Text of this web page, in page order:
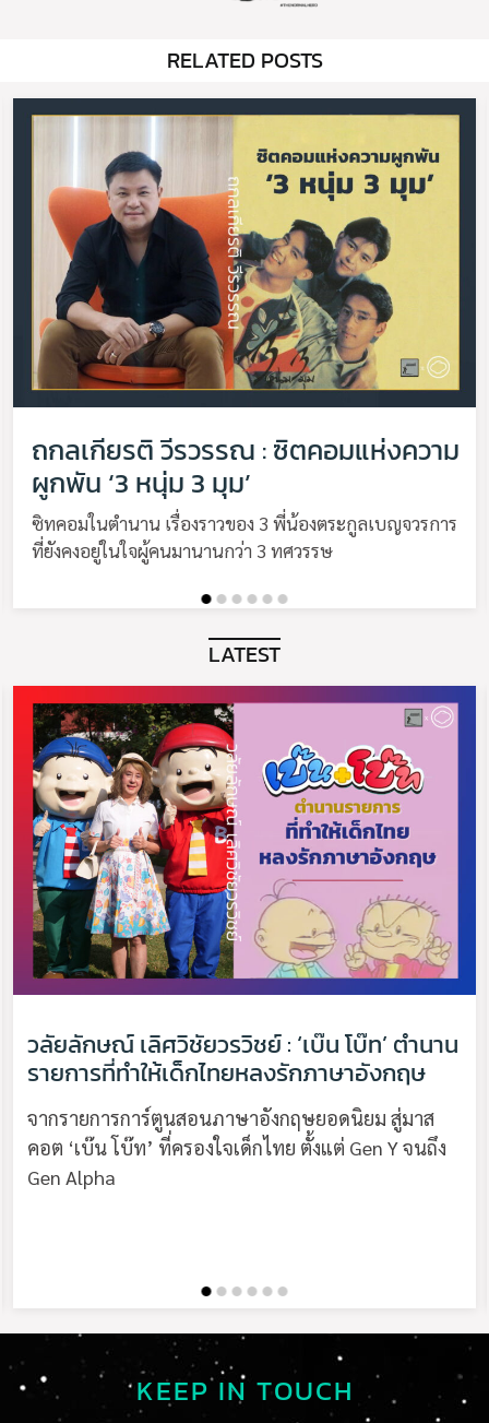
RELATED POSTS
ถกลเกียรติ วีรวรรณ : ซิตคอมแห่งความ
ผูกพัน ‘3 หนุ่ม 3 มุม’
ซิทคอมในตำนาน เรื่องราวของ 3 พี่น้องตระกูลเบญจวรการ
ที่ยังคงอยู่ในใจผู้คนมานานกว่า 3 ทศวรรษ
LATEST
วลัยลักษณ์ เลิศวิชัยวรวิชย์ : ‘เบ๊น โบ๊ท’ ตำนาน
รายการที่ทำให้เด็กไทยหลงรักภาษาอังกฤษ
จากรายการการ์ตูนสอนภาษาอังกฤษยอดนิยม สู่มาส
คอต ‘เบ๊น โบ๊ท’ ที่ครองใจเด็กไทย ตั้งแต่ Gen Y จนถึง
Gen Alpha
KEEP IN TOUCH